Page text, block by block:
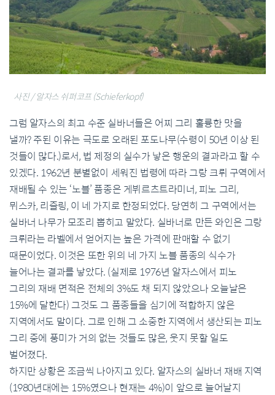
사진 / 알자스 쉬퍼코프 (Schieferkopf)
그럼 알자스의 최고 수준 실바너들은 어찌 그리 훌륭한 맛을
낼까? 주된 이유는 극도로 오래된 포도나무(수령이 50년 이상 된
것들이 많다.)로서, 법 제정의 실수가 낳은 행운의 결과라고 할 수
있겠다. 1962년 분별없이 세워진 법령에 따라 그랑 크뤼 구역에서
재배될 수 있는 ‘노블’ 품종은 게뷔르츠트라미너, 피노 그리,
뮈스카, 리즐링, 이 네 가지로 한정되었다. 당연히 그 구역에서는
실바너 나무가 모조리 뽑히고 말았다. 실바너로 만든 와인은 그랑
크뤼라는 라벨에서 얻어지는 높은 가격에 판매할 수 없기
때문이었다. 이것은 또한 위의 네 가지 노블 품종의 식수가
늘어나는 결과를 낳았다. (실제로 1976년 알자스에서 피노
그리의 재배 면적은 전체의 3%도 채 되지 않았으나 오늘날은
15%에 달한다) 그것도 그 품종들을 심기에 적합하지 않은
지역에서도 말이다. 그로 인해 그 소중한 지역에서 생산되는 피노
그리 중에 풍미가 거의 없는 것들도 많은, 웃지 못할 일도
벌어졌다.
하지만 상황은 조금씩 나아지고 있다. 알자스의 실바너 재배 지역
(1980년대에는 15%였으나 현재는 4%)이 앞으로 늘어날지